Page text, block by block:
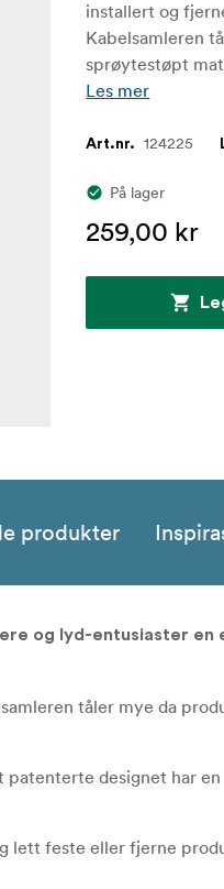
installert og
Kabelsamleren
sprøytestøpt
Les mer
Art.nr. 124225
På lager
259,00 kr
produkter
og lyd-entusiaster en
tåler mye da
patenterte designet har en
lett feste eller fjerne